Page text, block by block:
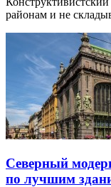
районам и не
Северный
по лучшим